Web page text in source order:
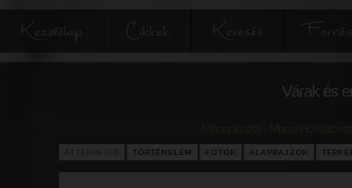
Kezdőlap Cikkek Keresés
Várak és
Mecepuszta - Mece
TÖRTÉNELEM FOTÓK ALAPRAJZOK